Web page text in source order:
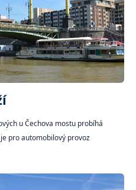
u Čechova mostu probíhá
pro automobilový provoz